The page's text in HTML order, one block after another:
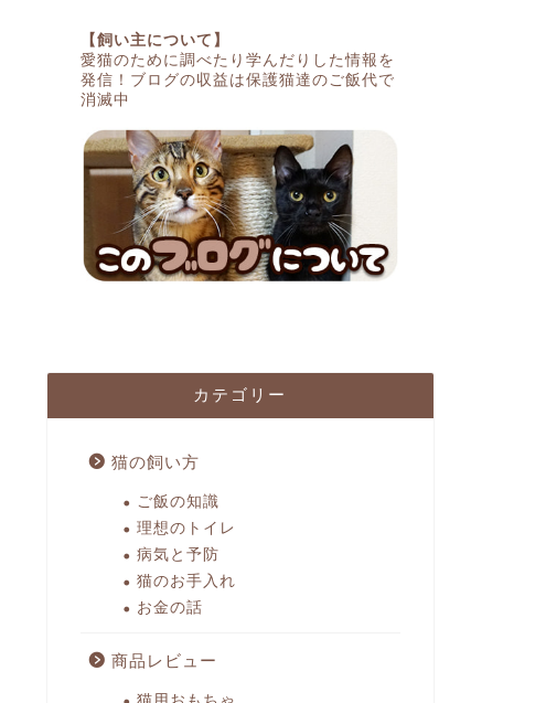
【飼い主について】
愛猫のために調べたり学んだりした情報を
発信！ブログの収益は保護猫達のご飯代で
消滅中
カテゴリー
猫の飼い方
ご飯の知識
理想のトイレ
病気と予防
猫のお手入れ
お金の話
商品レビュー